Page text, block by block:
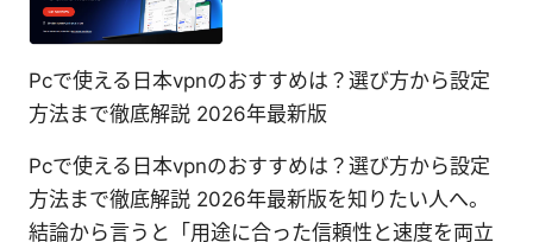
Pcで使える日本vpnのおすすめは？選び方から設定
方法まで徹底解説 2026年最新版
Pcで使える日本vpnのおすすめは？選び方から設定
方法まで徹底解説 2026年最新版を知りたい人へ。
結論から言うと「用途に合った信頼性と速度を両立